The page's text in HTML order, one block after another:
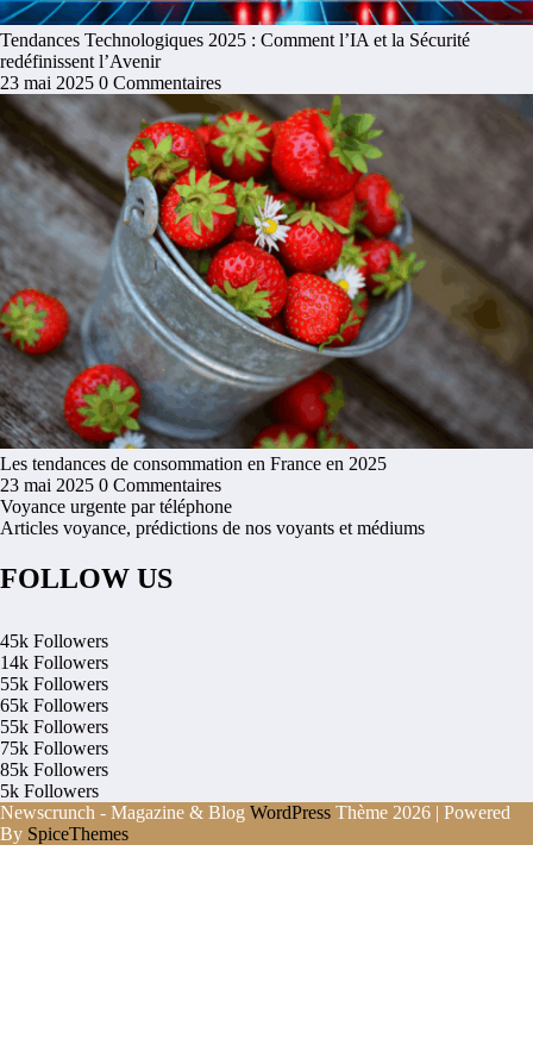
Tendances Technologiques 2025 : Comment l’IA et la Sécurité
redéfinissent l’Avenir
23 mai 2025 0 Commentaires
Les tendances de consommation en France en 2025
23 mai 2025 0 Commentaires
Voyance urgente par téléphone
Articles voyance, prédictions de nos voyants et médiums
FOLLOW US
45k Followers
14k Followers
55k Followers
65k Followers
55k Followers
75k Followers
85k Followers
5k Followers
Newscrunch - Magazine & Blog WordPress Thème 2026 | Powered
By SpiceThemes